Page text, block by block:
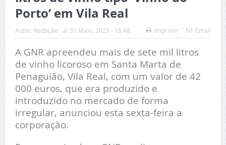
Porto’ em Vila Real
Autor: Redação a: 31 Maio, 2025 - 16:48 Imprimir Email
A GNR apreendeu mais de sete mil litros
de vinho licoroso em Santa Marta de
Penaguião, Vila Real, com um valor de 42
000 euros, que era produzido e
introduzido no mercado de forma
irregular, anunciou esta sexta-feira a
corporação.